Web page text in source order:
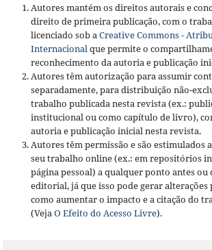
Autores mantém os direitos autorais e
direito de primeira publicação, com o
licenciado sob aCreative Commons -
Internacionalque permite o
reconhecimento da autoria e publicação
Autores têm autorização para assumir
separadamente, para distribuição não-
trabalho publicada nesta revista (ex.:
institucional ou como capítulo de livro),
autoria e publicação inicial nesta revista.
Autores têm permissão e são estimulados
seu trabalho online (ex.: em repositórios
página pessoal) a qualquer ponto antes ou
editorial, já que isso pode gerar
como aumentar o impacto e a citação do
(VejaO Efeito do Acesso Livre).